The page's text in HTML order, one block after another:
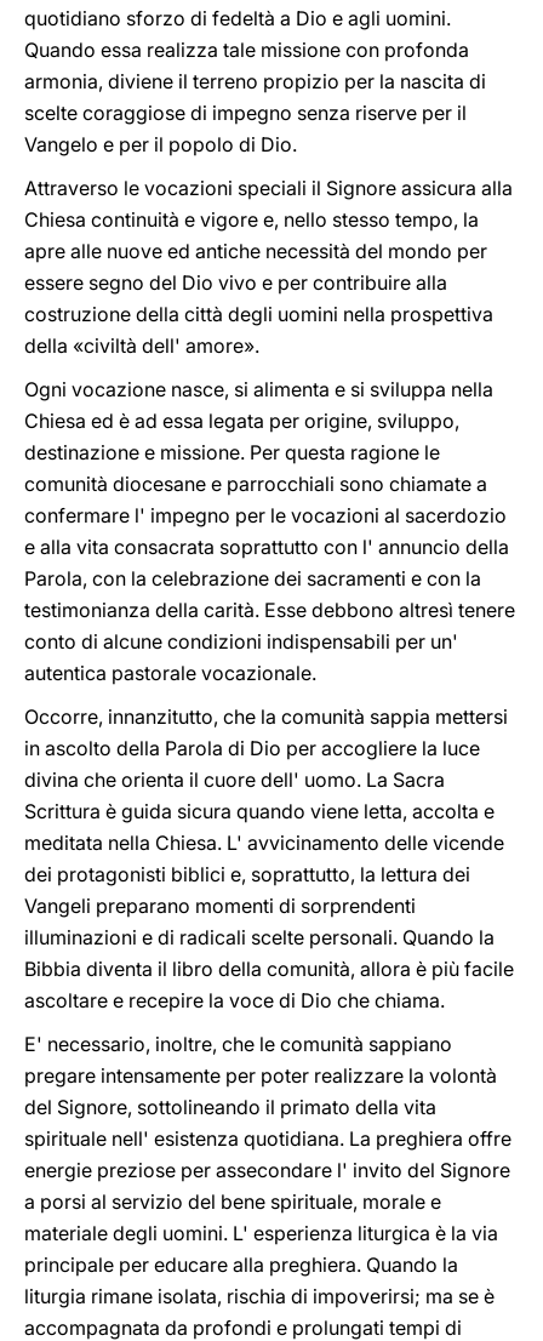
quotidiano sforzo di fedeltà a Dio e agli uomini.
Quando essa realizza tale missione con profonda
armonia, diviene il terreno propizio per la nascita di
scelte coraggiose di impegno senza riserve per il
Vangelo e per il popolo di Dio.
Attraverso le vocazioni speciali il Signore assicura alla
Chiesa continuità e vigore e, nello stesso tempo, la
apre alle nuove ed antiche necessità del mondo per
essere segno del Dio vivo e per contribuire alla
costruzione della città degli uomini nella prospettiva
della «civiltà dell' amore».
Ogni vocazione nasce, si alimenta e si sviluppa nella
Chiesa ed è ad essa legata per origine, sviluppo,
destinazione e missione. Per questa ragione le
comunità diocesane e parrocchiali sono chiamate a
confermare l' impegno per le vocazioni al sacerdozio
e alla vita consacrata soprattutto con l' annuncio della
Parola, con la celebrazione dei sacramenti e con la
testimonianza della carità. Esse debbono altresì tenere
conto di alcune condizioni indispensabili per un'
autentica pastorale vocazionale.
Occorre, innanzitutto, che la comunità sappia mettersi
in ascolto della Parola di Dio per accogliere la luce
divina che orienta il cuore dell' uomo. La Sacra
Scrittura è guida sicura quando viene letta, accolta e
meditata nella Chiesa. L' avvicinamento delle vicende
dei protagonisti biblici e, soprattutto, la lettura dei
Vangeli preparano momenti di sorprendenti
illuminazioni e di radicali scelte personali. Quando la
Bibbia diventa il libro della comunità, allora è più facile
ascoltare e recepire la voce di Dio che chiama.
E' necessario, inoltre, che le comunità sappiano
pregare intensamente per poter realizzare la volontà
del Signore, sottolineando il primato della vita
spirituale nell' esistenza quotidiana. La preghiera offre
energie preziose per assecondare l' invito del Signore
a porsi al servizio del bene spirituale, morale e
materiale degli uomini. L' esperienza liturgica è la via
principale per educare alla preghiera. Quando la
liturgia rimane isolata, rischia di impoverirsi; ma se è
accompagnata da profondi e prolungati tempi di